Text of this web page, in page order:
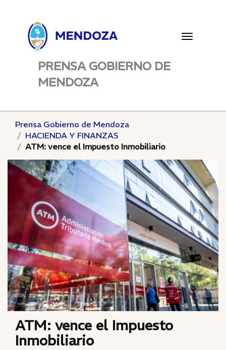
Toggle
PRENSA GOBIERNO DE
MENDOZA
Prensa Gobierno de Mendoza
HACIENDA Y FINANZAS
ATM: vence el Impuesto Inmobiliario
ATM: vence el Impuesto
Inmobiliario